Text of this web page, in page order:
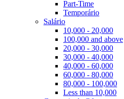
Part-Time
Temporário
Salário
10,000 - 20,000
100,000 and above
20,000 - 30,000
30,000 - 40,000
40,000 - 60,000
60,000 - 80,000
80,000 - 100,000
Less than 10,000